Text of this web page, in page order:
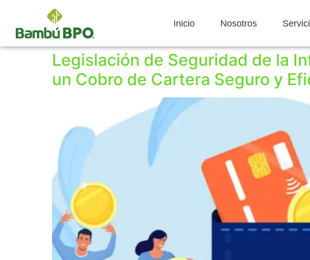
Inicio Nosotros
Legislación de Seguridad de la
un Cobro de Cartera Seguro y